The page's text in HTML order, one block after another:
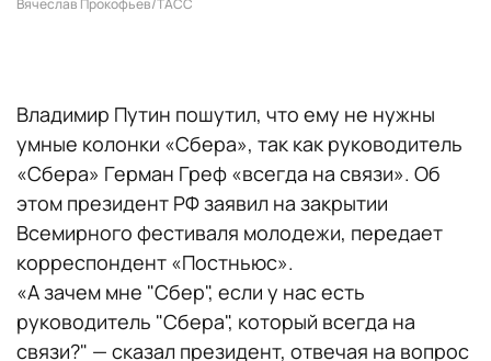
Вячеслав Прокофьев/ТАСС
Владимир Путин пошутил, что ему не нужны
умные колонки «Сбера», так как руководитель
«Сбера» Герман Греф «всегда на связи». Об
этом президент РФ заявил на закрытии
Всемирного фестиваля молодежи, передает
корреспондент «Постньюс».
«А зачем мне "Сбер", если у нас есть
руководитель "Сбера", который всегда на
связи?" — сказал президент, отвечая на вопрос